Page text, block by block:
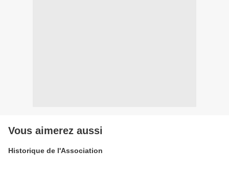
Vous aimerez aussi
Historique de l'Association